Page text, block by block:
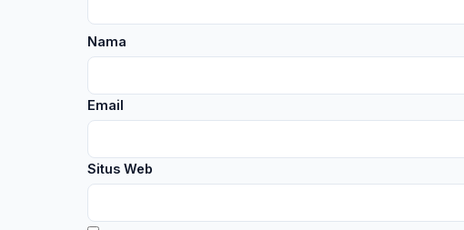
Nama
Email
Situs Web